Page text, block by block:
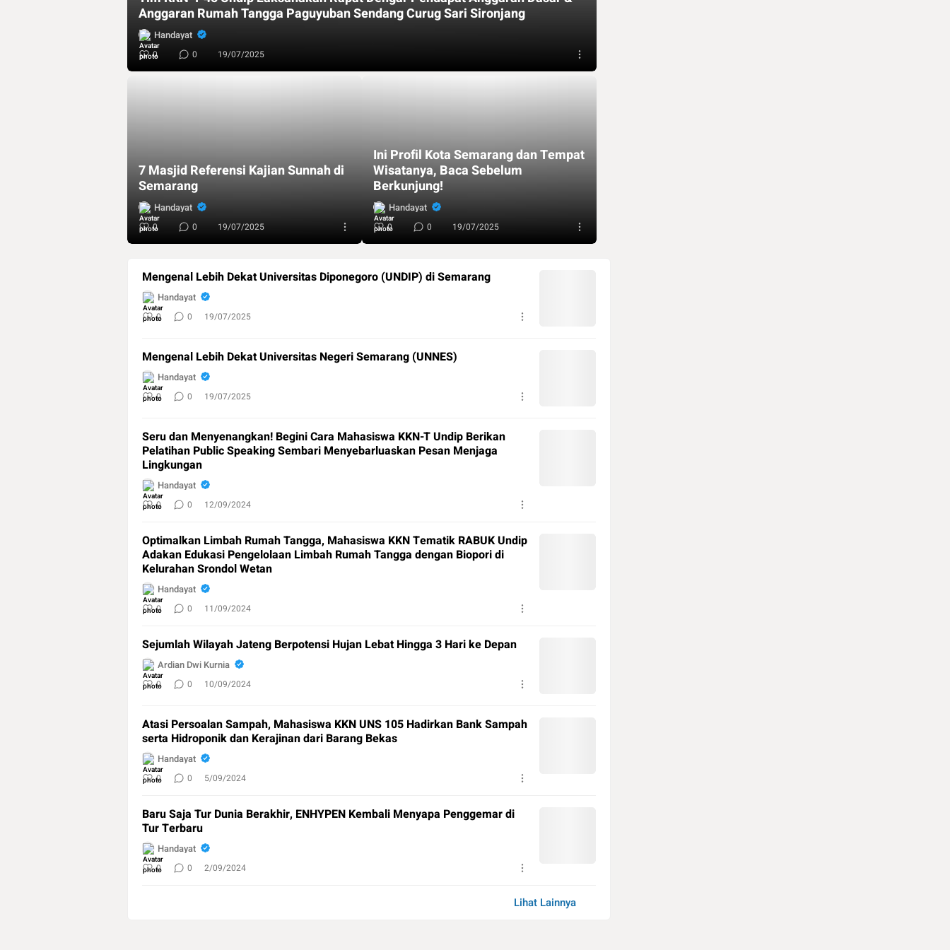
Anggaran Rumah Tangga Paguyuban Sendang Curug Sari Sironjang
Handayat
0 0 19/07/2025
7 Masjid Referensi Kajian Sunnah di
Semarang
Handayat
0 0 19/07/2025
Ini Profil Kota Semarang dan Tempat
Wisatanya, Baca Sebelum
Berkunjung!
Handayat
0 0 19/07/2025
Mengenal Lebih Dekat Universitas Diponegoro (UNDIP) di Semarang
Handayat
0 0 19/07/2025
Mengenal Lebih Dekat Universitas Negeri Semarang (UNNES)
Handayat
0 0 19/07/2025
Seru dan Menyenangkan! Begini Cara Mahasiswa KKN-T Undip Berikan
Pelatihan Public Speaking Sembari Menyebarluaskan Pesan Menjaga
Lingkungan
Handayat
0 0 12/09/2024
Optimalkan Limbah Rumah Tangga, Mahasiswa KKN Tematik RABUK Undip
Adakan Edukasi Pengelolaan Limbah Rumah Tangga dengan Biopori di
Kelurahan Srondol Wetan
Handayat
0 0 11/09/2024
Sejumlah Wilayah Jateng Berpotensi Hujan Lebat Hingga 3 Hari ke Depan
Ardian Dwi Kurnia
0 0 10/09/2024
Atasi Persoalan Sampah, Mahasiswa KKN UNS 105 Hadirkan Bank Sampah
serta Hidroponik dan Kerajinan dari Barang Bekas
Handayat
0 0 5/09/2024
Baru Saja Tur Dunia Berakhir, ENHYPEN Kembali Menyapa Penggemar di
Tur Terbaru
Handayat
0 0 2/09/2024
Lihat Lainnya